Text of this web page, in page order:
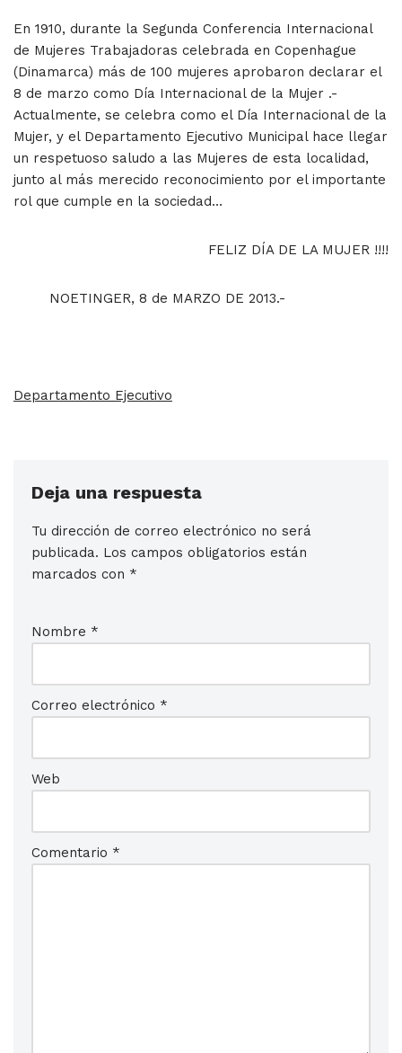
En 1910, durante la Segunda Conferencia Internacional
de Mujeres Trabajadoras celebrada en Copenhague
(Dinamarca) más de 100 mujeres aprobaron declarar el
8 de marzo como Día Internacional de la Mujer .-
Actualmente, se celebra como el Día Internacional de la
Mujer, y el Departamento Ejecutivo Municipal hace llegar
un respetuoso saludo a las Mujeres de esta localidad,
junto al más merecido reconocimiento por el importante
rol que cumple en la sociedad…
FELIZ DÍA DE LA MUJER !!!!
NOETINGER, 8 de MARZO DE 2013.-
Departamento Ejecutivo
Deja una respuesta
Tu dirección de correo electrónico no será
publicada. Los campos obligatorios están
marcados con *
Nombre *
Correo electrónico *
Web
Comentario *